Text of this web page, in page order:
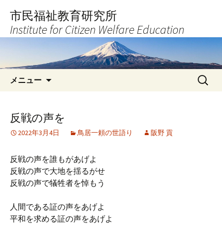
へ
キ
市民福祉教育研究所
Institute for Citizen Welfare Education
メニュー
検
索:
反戦の声を
2022年3月4日 鳥居一頼の世語り 阪野 貢
反戦の声を誰もがあげよ
反戦の声で大地を揺るがせ
反戦の声で犠牲者を悼もう
人間である証の声をあげよ
平和を求める証の声をあげよ